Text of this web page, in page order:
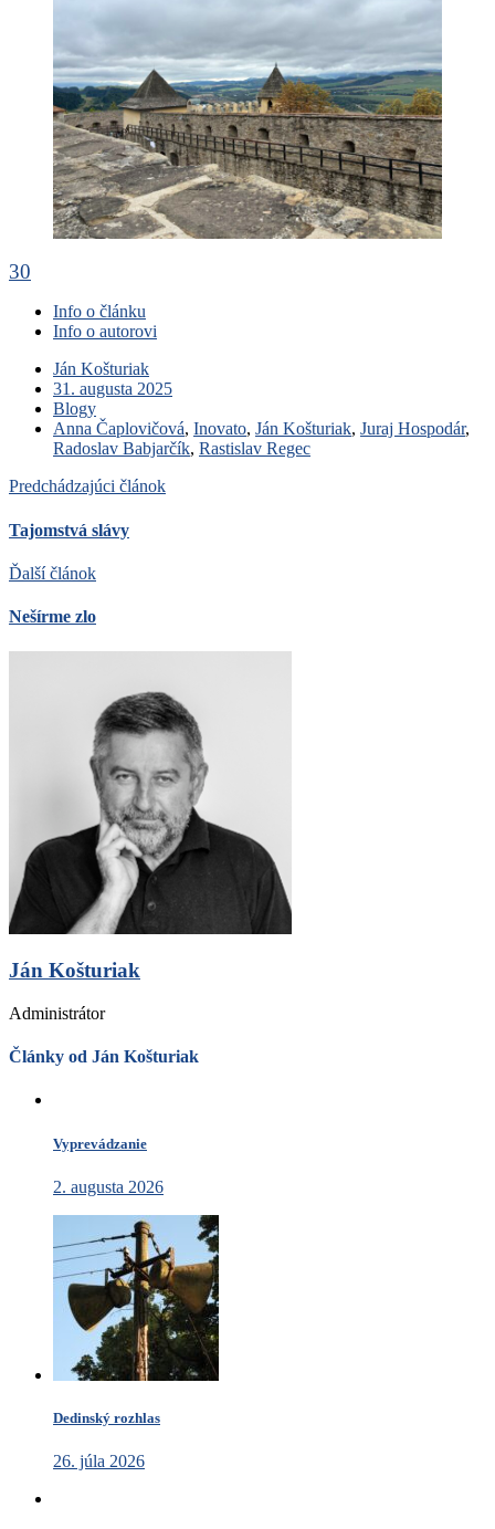
30
Info o článku
Info o autorovi
Ján Košturiak
31. augusta 2025
Blogy
Anna Čaplovičová, Inovato, Ján Košturiak, Juraj Hospodár,
Radoslav Babjarčík, Rastislav Regec
Predchádzajúci článok
Tajomstvá slávy
Ďalší článok
Nešírme zlo
Ján Košturiak
Administrátor
Články od Ján Košturiak
Vyprevádzanie
2. augusta 2026
Dedinský rozhlas
26. júla 2026